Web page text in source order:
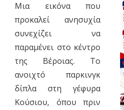
Μια εικόνα που
προκαλεί ανησυχία
συνεχίζει να
παραμένει στο κέντρο
της Βέροιας. Το
ανοιχτό παρκινγκ
δίπλα στη γέφυρα
Κούσιου, όπου πριν